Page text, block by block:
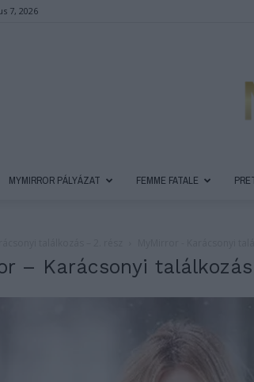
7, 2026
MYMIRROR PÁLYÁZAT FEMME FATALE
– Karácsonyi